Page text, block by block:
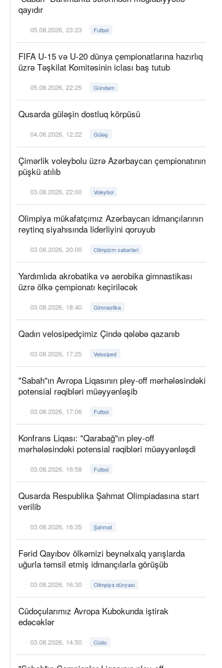
qayıdır
05.08.2026, 23:23 Futbol
FIFA U-15 və U-20 dünya çempionatlarına hazırlıq
üzrə Təşkilat Komitəsinin iclası baş tutub
05.08.2026, 22:25 Gündəm
Qusarda güləşin dostluq körpüsü
04.08.2026, 12:22 Güləş
Çimərlik voleybolu üzrə Azərbaycan çempionatının
püşkü atılıb
03.08.2026, 22:00 Voleybol
Olimpiya mükafatçımız Azərbaycan idmançılarının
reytinq siyahısında liderliyini qoruyub
03.08.2026, 20:00 Olimpizm xəbərləri
Yardımlıda akrobatika və aerobika gimnastikası
üzrə ölkə çempionatı keçiriləcək
03.08.2026, 18:40 Gimnastika
Qadın velosipedçimiz Çində qələbə qazanıb
03.08.2026, 17:25 Velosiped
"Sabah"ın Avropa Liqasının pley-off mərhələsindəki
potensial rəqibləri müəyyənləşib
03.08.2026, 17:06 Futbol
Konfrans Liqası: "Qarabağ"ın pley-off
mərhələsindəki potensial rəqibləri müəyyənləşdi
03.08.2026, 16:58 Futbol
Qusarda Respublika Şahmat Olimpiadasına start
verilib
03.08.2026, 16:35 Şahmat
Fərid Qayıbov ölkəmizi beynəlxalq yarışlarda
uğurla təmsil etmiş idmançılarla görüşüb
03.08.2026, 16:30 Olimpiya dünyası
Cüdoçularımız Avropa Kubokunda iştirak
edəcəklər
03.08.2026, 14:50 Cüdo